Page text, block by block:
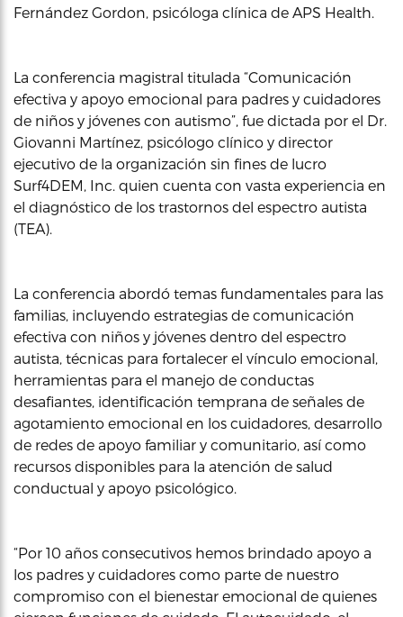
Fernández Gordon, psicóloga clínica de APS Health.
La conferencia magistral titulada “Comunicación
efectiva y apoyo emocional para padres y cuidadores
de niños y jóvenes con autismo”, fue dictada por el Dr.
Giovanni Martínez, psicólogo clínico y director
ejecutivo de la organización sin fines de lucro
Surf4DEM, Inc. quien cuenta con vasta experiencia en
el diagnóstico de los trastornos del espectro autista
(TEA).
La conferencia abordó temas fundamentales para las
familias, incluyendo estrategias de comunicación
efectiva con niños y jóvenes dentro del espectro
autista, técnicas para fortalecer el vínculo emocional,
herramientas para el manejo de conductas
desafiantes, identificación temprana de señales de
agotamiento emocional en los cuidadores, desarrollo
de redes de apoyo familiar y comunitario, así como
recursos disponibles para la atención de salud
conductual y apoyo psicológico.
“Por 10 años consecutivos hemos brindado apoyo a
los padres y cuidadores como parte de nuestro
compromiso con el bienestar emocional de quienes